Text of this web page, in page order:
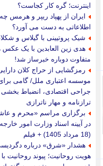
اینترنت؛ گره کار کجاست؟
ایران از پهپاد ریپر و هرمس چه
اطلاعاتی به دست می آورد؟
شیک پروتیینی با گیلاس و
هدی زین العابدین با یک عکس
متفاوت دوباره خبرساز شد!
رمزگشایی از حراج کلان
موسسه اعتباری ملل/ گامی
جراحی اقتصادی، انضباط بخشی
ترازنامه و مهار ناترازی
برگزاری مراسم «محرم و
در آیینه اسناد وزارت امور
(18 مرداد 1405) + فیلم
هشدار «شرق» درباره
هویت روحانیت؛ پیوند روحانیت با